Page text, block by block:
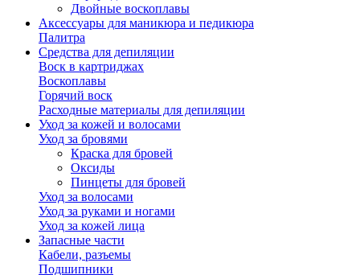
Двойные воскоплавы
Аксессуары для маникюра и педикюра
Палитра
Средства для депиляции
Воск в картриджах
Воскоплавы
Горячий воск
Расходные материалы для депиляции
Уход за кожей и волосами
Уход за бровями
Краска для бровей
Оксиды
Пинцеты для бровей
Уход за волосами
Уход за руками и ногами
Уход за кожей лица
Запасные части
Кабели, разъемы
Подшипники